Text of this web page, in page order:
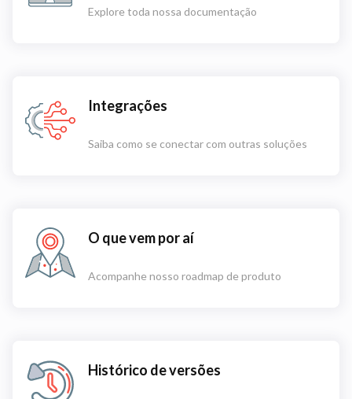
Explore toda nossa documentação
Integrações
Saiba como se conectar com outras soluções
O que vem por aí
Acompanhe nosso roadmap de produto
Histórico de versões